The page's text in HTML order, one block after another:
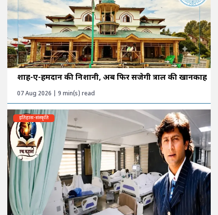
शाह-ए-हमदान की निशानी, अब फिर सजेगी त्राल की खानकाह
07 Aug 2026 | 9 min(s) read
इतिहास-संस्कृति